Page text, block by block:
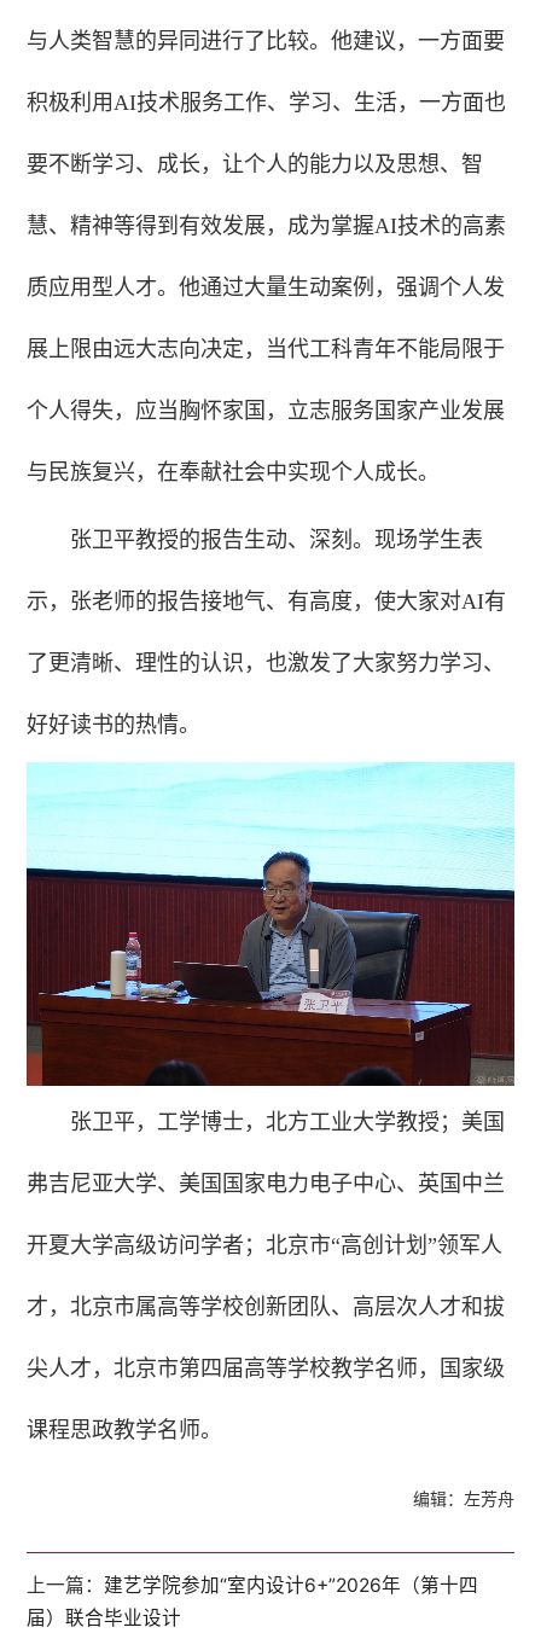
与人类智慧的异同进行了比较。他建议，一方面要
积极利用AI技术服务工作、学习、生活，一方面也
要不断学习、成长，让个人的能力以及思想、智
慧、精神等得到有效发展，成为掌握AI技术的高素
质应用型人才。他通过大量生动案例，强调个人发
展上限由远大志向决定，当代工科青年不能局限于
个人得失，应当胸怀家国，立志服务国家产业发展
与民族复兴，在奉献社会中实现个人成长。
张卫平教授的报告生动、深刻。现场学生表
示，张老师的报告接地气、有高度，使大家对AI有
了更清晰、理性的认识，也激发了大家努力学习、
好好读书的热情。
张卫平，工学博士，北方工业大学教授；美国
弗吉尼亚大学、美国国家电力电子中心、英国中兰
开夏大学高级访问学者；北京市“高创计划”领军人
才，北京市属高等学校创新团队、高层次人才和拔
尖人才，北京市第四届高等学校教学名师，国家级
课程思政教学名师。
编辑：左芳舟
上一篇： 建艺学院参加“室内设计6+”2026年（第十四
届）联合毕业设计